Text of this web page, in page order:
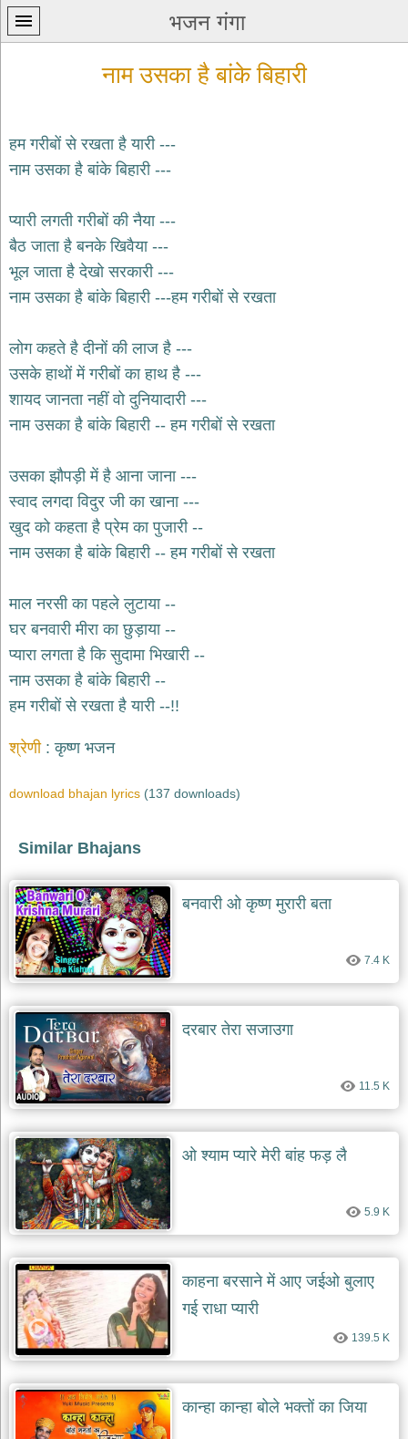
भजन गंगा
प्रथम
home
कृष्ण
भजन
krishna
bhajans
भजन
bhajans
हनुमान
भजन
साईं
भजन
bhajans
जैन
jain
bhajans
भजन
durga
bhajans
भजन
ganesh
राम
bhajans
गुरुदेव
भजन
gurudev
bhajans
विविध
भजन
bhajans
विष्णु
भजन
vishnu
bhajans
बालक
नाथ
भजन
baba
balak
nath
bhajans
देश
भक्ति
भजन
patriotic
bhajans
खाटू
भजन
khatu
shaym
bhajans
नाम उसका है बांके बिहारी
हम गरीबों से रखता है यारी ---
नाम उसका है बांके बिहारी ---
प्यारी लगती गरीबों की नैया ---
बैठ जाता है बनके खिवैया ---
भूल जाता है देखो सरकारी ---
नाम उसका है बांके बिहारी ---हम गरीबों से रखता
लोग कहते है दीनों की लाज है ---
उसके हाथों में गरीबों का हाथ है ---
शायद जानता नहीं वो दुनियादारी ---
नाम उसका है बांके बिहारी -- हम गरीबों से रखता
उसका झौपड़ी में है आना जाना ---
स्वाद लगदा विदुर जी का खाना ---
खुद को कहता है प्रेम का पुजारी --
नाम उसका है बांके बिहारी -- हम गरीबों से रखता
माल नरसी का पहले लुटाया --
घर बनवारी मीरा का छुड़ाया --
प्यारा लगता है कि सुदामा भिखारी --
नाम उसका है बांके बिहारी --
हम गरीबों से रखता है यारी --!!
श्रेणी कृष्ण भजन
download bhajan lyrics (137 downloads)
Similar Bhajans
बनवारी ओ कृष्ण मुरारी बता
7.4 K
दरबार तेरा सजाउगा
11.5 K
ओ श्याम प्यारे मेरी बांह फड़ लै
5.9 K
काहना बरसाने में आए जईओ बुलाए
गई राधा प्यारी
139.5 K
कान्हा कान्हा बोले भक्तों का जिया